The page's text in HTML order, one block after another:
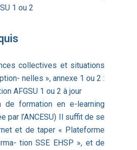
1 ou 2
collectives et situations
nelles », annexe 1 ou 2 :
AFGSU 1 ou 2 à jour
de formation en e-learning
par l’ANCESU) Il suffit de se
et de taper « Plateforme
tion SSE EHSP », et de